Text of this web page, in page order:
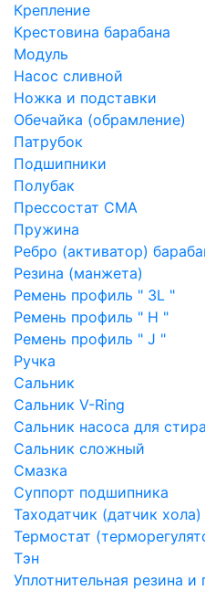
Крепление
Крестовина барабана
Модуль
Насос сливной
Ножка и подставки
Обечайка (обрамление)
Патрубок
Подшипники
Полубак
Прессостат СМА
Пружина
Ребро (активатор)
Резина (манжета)
Ремень профиль " 3L "
Ремень профиль " H "
Ремень профиль " J "
Ручка
Сальник
Сальник V-Ring
Сальник насоса для
Сальник сложный
Смазка
Суппорт подшипника
Таходатчик (датчик хола)
Термостат
Тэн
Уплотнительная резина и